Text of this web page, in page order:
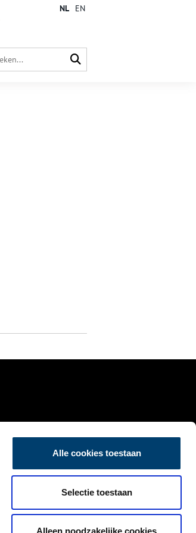
Alle cookies toestaan
Selectie toestaan
Alleen noodzakelijke cookies
NL EN